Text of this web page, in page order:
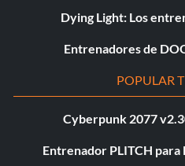
Dying Light: Los
Entrenadores de
POPULAR
Cyberpunk 2077
Entrenador PLITCH